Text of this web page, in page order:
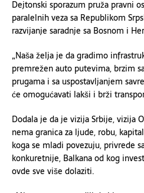
Dejtonski sporazum pruža pravni
paralelnih veza sa Republikom
razvijanje saradnje sa Bosnom i
„Naša želja je da gradimo
premrežen auto putevima, brzim
prugama i sa uspostavljanjem
će omogućavati lakši i brži
Dodala je da je vizija Srbije, vizija
nema granica za ljude, robu,
koga se mladi povezuju, privrede
konkuretnije, Balkana od kog
ovde sve više dolaziti.